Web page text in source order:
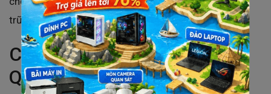
trữ rồi lại phải nâng cấp thêm.
Chi phí lắp camera tại Phú
Quốc có đắt không?